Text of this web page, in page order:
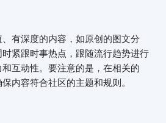
有深度的内容，如原创的图文分
紧跟时事热点，跟随流行趋势进行
互动性。要注意的是，在相关的
内容符合社区的主题和规则。